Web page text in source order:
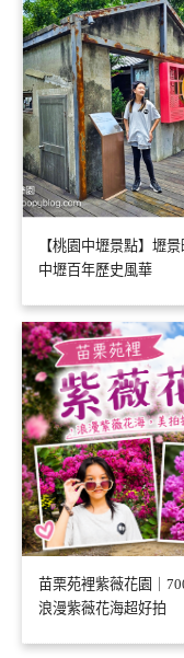
【桃園中壢景點】壢
中壢百年歷史風華
苗栗苑裡紫薇花園｜
浪漫紫薇花海超好拍